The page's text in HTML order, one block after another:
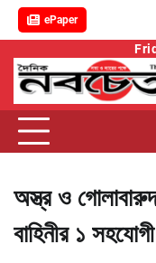
ePaper
content
অস্ত্র ও
বাহিনীর ১